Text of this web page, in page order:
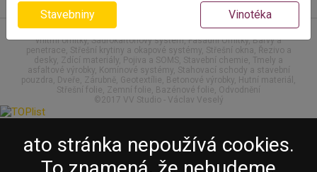
Stavebniny Vinotéka
Hydroizolace, Tepelná izolace a izolační hmoty, Doplňky pro fasády a
vnitřní omítky, Sádrokartonový systém, Fasádní Omítky, Barvy a
penetrace, Střešní krytiny a okapové systémy, Střešní okna, Řezivo a
desky, Zdící materiály, Pojiva a SOMS, Stavební chemie, Tmely a
asfaltové výrobky, Komínové systémy, Stahovací schody a stavební
pouzdra, Dveře, Zárubně, Geotextílie, Betonové výrobky, Hutní materiál,
Střešní folie, Zemní folie, Bazénové folie, Odvodnění
©2017 VV Studio - Václav Veselý
ato stránka nepoužívá cookies.